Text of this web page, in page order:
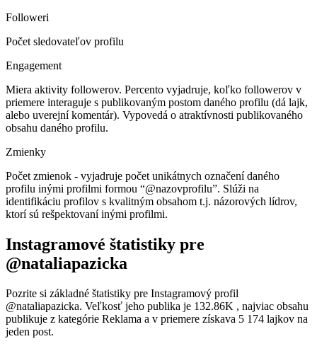
Followeri
Počet sledovateľov profilu
Engagement
Miera aktivity followerov. Percento vyjadruje, koľko followerov v
priemere interaguje s publikovaným postom daného profilu (dá lajk,
alebo uverejní komentár). Vypovedá o atraktívnosti publikovaného
obsahu daného profilu.
Zmienky
Počet zmienok - vyjadruje počet unikátnych označení daného
profilu inými profilmi formou “@nazovprofilu”. Slúži na
identifikáciu profilov s kvalitným obsahom t.j. názorových lídrov,
ktorí sú rešpektovaní inými profilmi.
Instagramové štatistiky pre
@nataliapazicka
Pozrite si základné štatistiky pre Instagramový profil
@nataliapazicka. Veľkosť jeho publika je 132.86K , najviac obsahu
publikuje z kategórie Reklama a v priemere získava 5 174 lajkov na
jeden post.